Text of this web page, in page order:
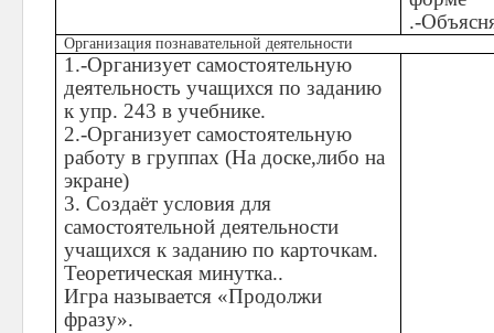
.-
Организация познавательной деятельности
1.-Организует самостоятельную
деятельность учащихся по заданию
к упр. 243 в учебнике.
2.-Организует самостоятельную
работу в группах (На доске,либо на
экране)
3. Создаёт условия для
самостоятельной деятельности
учащихся к заданию по карточкам.
Теоретическая минутка..
Игра называется «Продолжи
фразу».